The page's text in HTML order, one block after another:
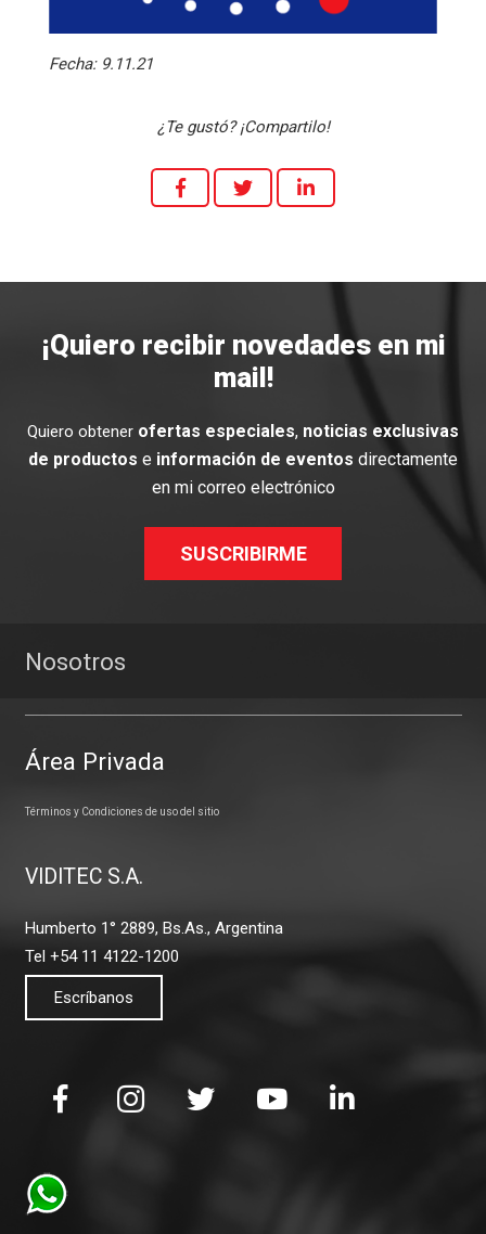
Fecha: 9.11.21
¿Te gustó? ¡Compartilo!
¡Quiero recibir novedades en mi
mail!
Quiero obtener ofertas especiales, noticias exclusivas
de productos e información de eventos directamente
en mi correo electrónico
SUSCRIBIRME
Nosotros
Área Privada
Términos y Condiciones de uso del sitio
VIDITEC S.A.
Humberto 1° 2889, Bs.As., Argentina
Tel +54 11 4122-1200
Escríbanos